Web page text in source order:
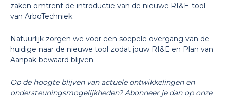
zaken omtrent de introductie van de nieuwe RI&E-tool
van ArboTechniek.
Natuurlijk zorgen we voor een soepele overgang van de
huidige naar de nieuwe tool zodat jouw RI&E en Plan van
Aanpak bewaard blijven.
Op de hoogte blijven van actuele ontwikkelingen en
ondersteuningsmogelijkheden? Abonneer je dan op onze